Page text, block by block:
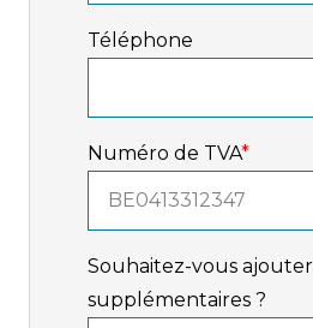
Téléphone
Numéro de TVA*
Souhaitez-vous
supplémentaires ?